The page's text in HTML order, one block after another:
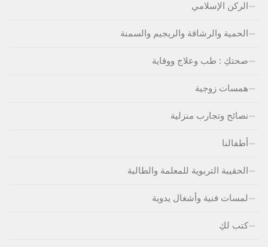
الركن الإسلامي
الحمية والرشاقة والريجيم والسمنة
صحتكِ : طب وعلاج ووقاية
همسات زوجية
نصائح وتجارب منزلية
أطفالنا
الحقيبة التربوية للمعلمة والطالبة
لمسات فنية وأشغال يدوية
كتب لكِ